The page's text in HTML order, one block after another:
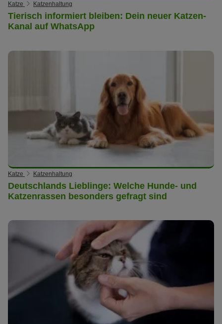
Katze Katzenhaltung
Tierisch informiert bleiben: Dein neuer Katzen-
Kanal auf WhatsApp
Katze Katzenhaltung
Deutschlands Lieblinge: Welche Hunde- und
Katzenrassen besonders gefragt sind